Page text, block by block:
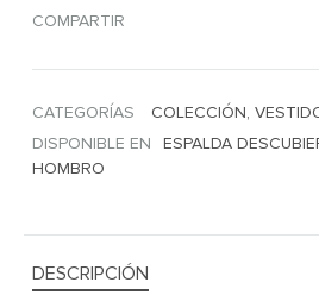
COMPARTIR
CATEGORÍAS COLECCIÓN,
DISPONIBLE EN
ESPALDA
HOMBRO
DESCRIPCIÓN